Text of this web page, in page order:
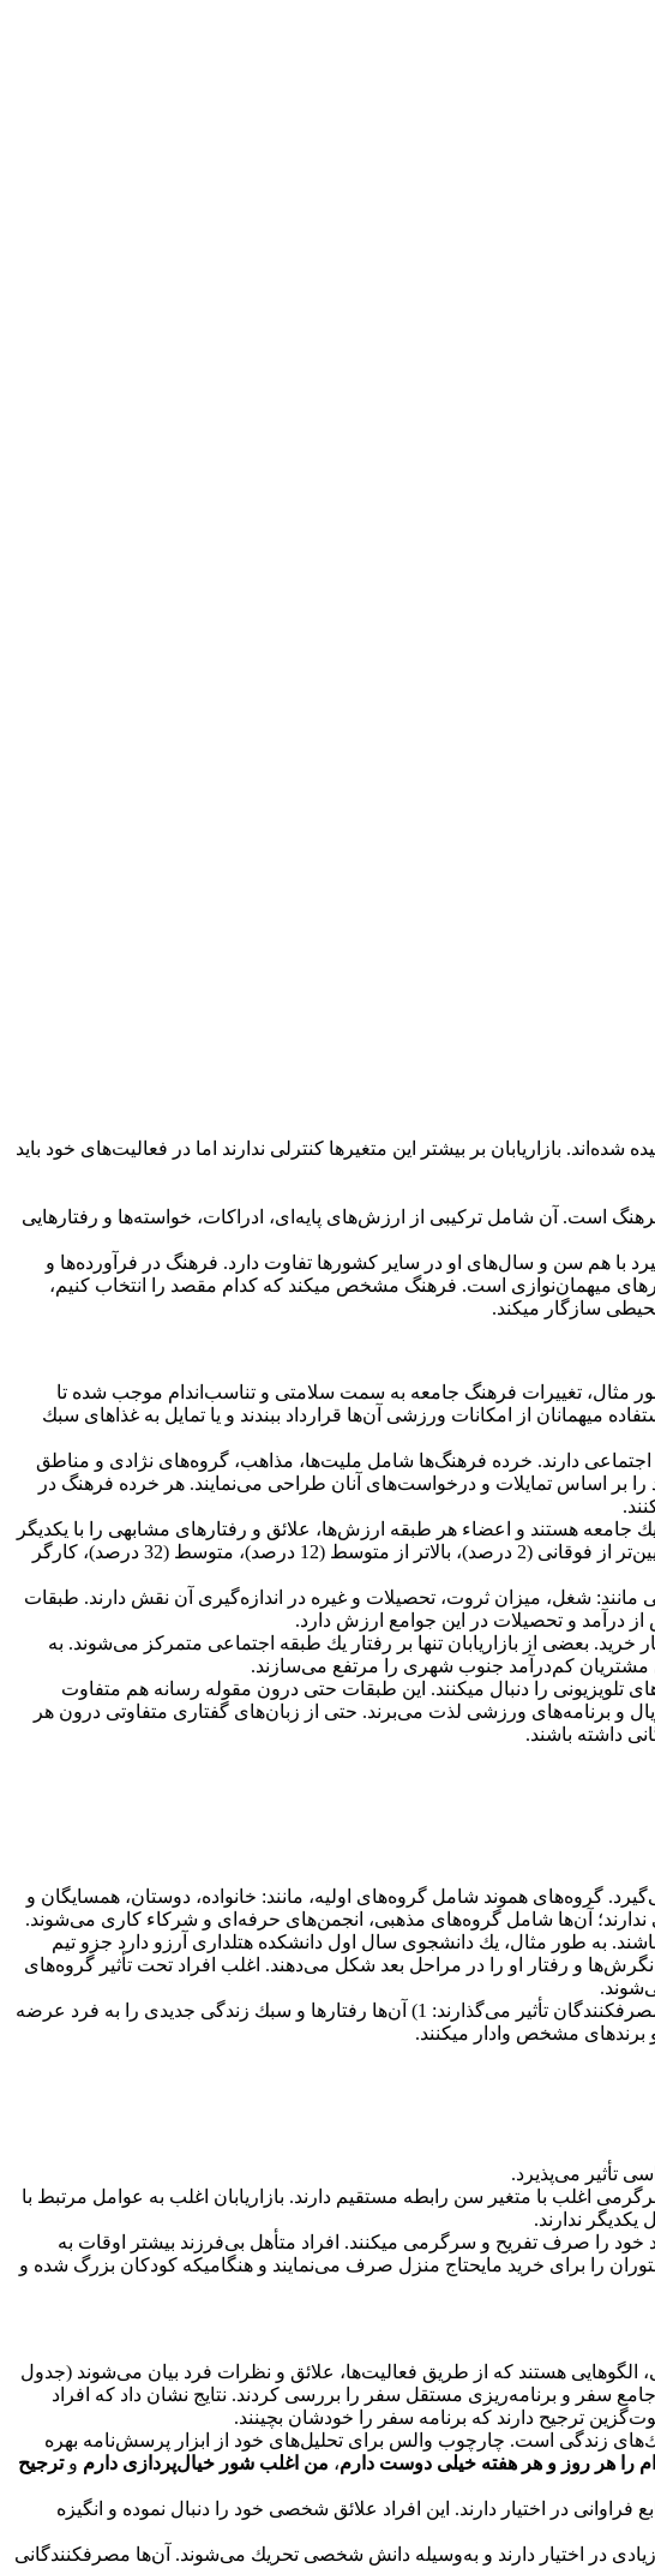
فرهنگی، اجتماعی، شخصیتی و روانی قرار دارند. این عوامل در شكل 2-2. به تصور كشیده شده‌اند. بازاریابان بر بیشتر این متغیرها كنترلی ندارند اما در فعالیت‌های خود باید
است. آن شامل تركیبی از ارزش‌های پایه‌ای، ادراكات، خواسته‌ها و رفتارهایی
با هم سن و سال‌های او در سایر كشورها تفاوت دارد. فرهنگ در فرآورده‌ها و
میهمان‌نوازی است. فرهنگ مشخص میکند كه كدام مقصد را انتخاب كنیم،
سازگار میکند.
مثال، تغییرات فرهنگ جامعه به سمت سلامتی و تناسب‌اندام موجب شده تا
میهمانان از امكانات ورزشی آن‌ها قرارداد ببندند و یا تمایل به غذاهای سبك
دارند. خرده فرهنگ‌ها شامل ملیت‌ها، مذاهب، گروه‌های نژادی و مناطق
بر اساس تمایلات و درخواست‌های آنان طراحی می‌نمایند. هر خرده فرهنگ در
هستند و اعضاء هر طبقه ارزش‌ها، علائق و رفتارهای مشابهی را با یكدیگر
قسمت میکنند. به طور مثال، دانشمندان اجتماعی 7 طبقه اجتماعی را در آمریكا كشف كرده‌اند: بالاتر از فوقانی (1 درصد)، پایین‌تر از فوقانی (2 درصد)، بالاتر از متوسط (12 درصد)، متوسط (32 درصد)، كارگر
مانند: شغل، میزان ثروت، تحصیلات و غیره در اندازه‌گیری آن نقش دارند. طبقات
درآمد و تحصیلات در این جوامع ارزش دارد.
بعضی از بازاریابان تنها بر رفتار یك طبقه اجتماعی متمركز می‌شوند. به
كم‌درآمد جنوب شهری را مرتفع می‌سازند.
را دنبال میکنند. این طبقات حتی درون مقوله رسانه هم متفاوت
و برنامه‌های ورزشی لذت می‌برند. حتی از زبان‌های گفتاری متفاوتی درون هر
داشته باشند.
گروه‌های هموند شامل گروه‌های اولیه، مانند: خانواده، دوستان، همسایگان و
آن‌ها شامل گروه‌های مذهبی، انجمن‌های حرفه‌ای و شركاء كاری می‌شوند.
به طور مثال، یك دانشجوی سال اول دانشكده هتلداری آرزو دارد جزو تیم
و رفتار او را در مراحل بعد شكل می‌دهند. اغلب افراد تحت تأثیر گروه‌های
بازاریابان سعی دارند تا گروه‌های مرجع را برای بازارهای هدف خود شناسایی نمایند. گروه‌های مرجع حداقل به سه روش بر مصرفکنندگان تأثیر می‌گذارند: 1) آن‌ها رفتارها و سبك زندگی جدیدی را به فرد عرضه
تأثیر می‌پذیرد.
اغلب با متغیر سن رابطه مستقیم دارند. بازاریابان اغلب به عوامل مرتبط با
ندارند.
را صرف تفریح و سرگرمی میکنند. افراد متأهل بی‌فرزند بیشتر اوقات به
را برای خرید مایحتاج منزل صرف می‌نمایند و هنگامیکه كودكان بزرگ شده و
هستند كه از طریق فعالیت‌ها، علائق و نظرات فرد بیان می‌شوند (جدول
سفر و برنامه‌ریزی مستقل سفر را بررسی كردند. نتایج نشان داد كه افراد
ترجیح دارند كه برنامه سفر را خودشان بچینند.
زندگی است. چارچوب والس برای تحلیل‌های خود از ابزار پرسش‌نامه بهره
را هر روز و هر هفته خیلی دوست دارم، من اغلب شور خیال‌پردازی دارم وترجیح
در اختیار دارند. این افراد علائق شخصی خود را دنبال نموده و انگیزه
در اختیار دارند و به‌وسیله دانش شخصی تحریك می‌شوند. آن‌ها مصرفکنندگانی